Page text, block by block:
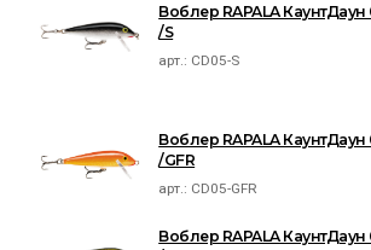
Воблер RAPALA КаунтДаун
/S
арт.: CD05-S
Воблер RAPALA КаунтДаун
/GFR
арт.: CD05-GFR
Воблер RAPALA КаунтДаун